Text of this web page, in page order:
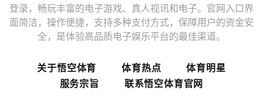
登录，畅玩丰富的电子游戏、真人视讯和电子。官网入口界
面简洁，操作便捷，支持多种支付方式，保障用户的资金安
全，是体验高品质电子娱乐平台的最佳渠道。
关于悟空体育 体育热点
体育明星
服务宗旨
联系悟空体育官网